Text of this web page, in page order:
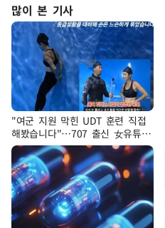
많이 본 기사
"여군 지원 막힌 UDT 훈련 직접
해봤습니다"…707 출신 女유튜버
'완벽 소화'